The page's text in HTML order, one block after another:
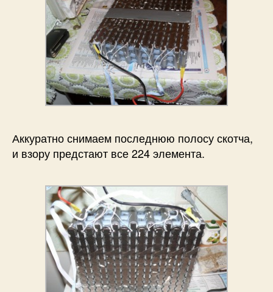
Аккуратно снимаем последнюю полосу скотча,
и взору предстают все 224 элемента.